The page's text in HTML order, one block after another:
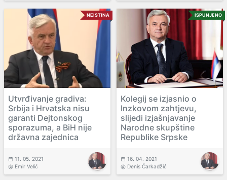
NEISTINA
Utvrđivanje gradiva:
Srbija i Hrvatska nisu
garanti Dejtonskog
sporazuma, a BiH nije
državna zajednica
11. 05. 2021
Emir Velić
ISPUNJENO
Kolegij se izjasnio o
Inzkovom zahtjevu,
slijedi izjašnjavanje
Narodne skupštine
Republike Srpske
16. 04. 2021
Denis Čarkadžić